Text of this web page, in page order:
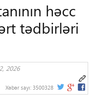
həcc
tədbirləri
2026
Xəbər sayı: 3500328